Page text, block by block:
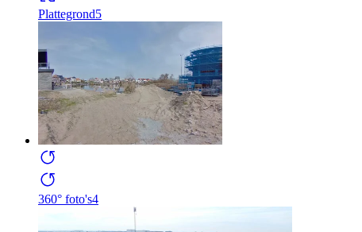
Plattegrond5
360° foto's4